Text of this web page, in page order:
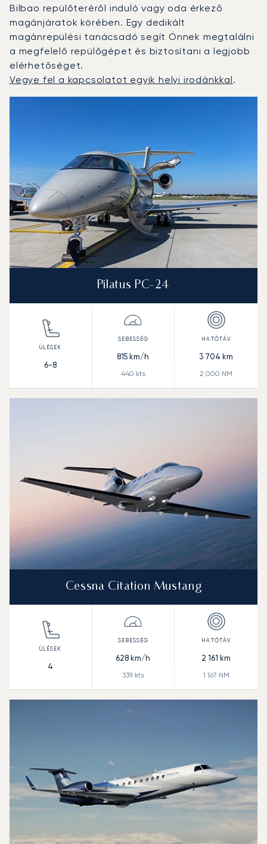
Bilbao repülőteréről induló vagy oda érkező
magánjáratok körében. Egy dedikált
magánrepülési tanácsadó segít Önnek megtalálni
a megfelelő repülőgépet és biztosítani a legjobb
elérhetőséget.
Vegye fel a kapcsolatot egyik helyi irodánkkal.
Pilatus PC-24
6-8
815 km/h
440 kts
3 704 km
2 000 NM
Cessna Citation Mustang
4
628 km/h
339kts
2 161 km
1 167 NM